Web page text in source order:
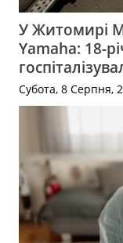
У Житомирі
Yamaha: 18-
Субота, 8 Серпня,